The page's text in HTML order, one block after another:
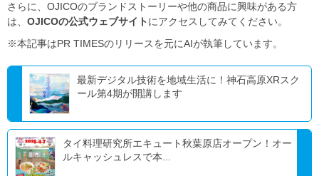
さらに、OJICOのブランドストーリーや他の商品に興味がある方
は、 OJICOの公式ウェブサイト にアクセスしてみてください。
※本記事はPR TIMESのリリースを元にAIが執筆しています。
最新デジタル技術を地域生活に！神石高原XRスク
ール第4期が開講します
タイ料理研究所エキュート秋葉原店オープン！オー
ルキャッシュレスで本...